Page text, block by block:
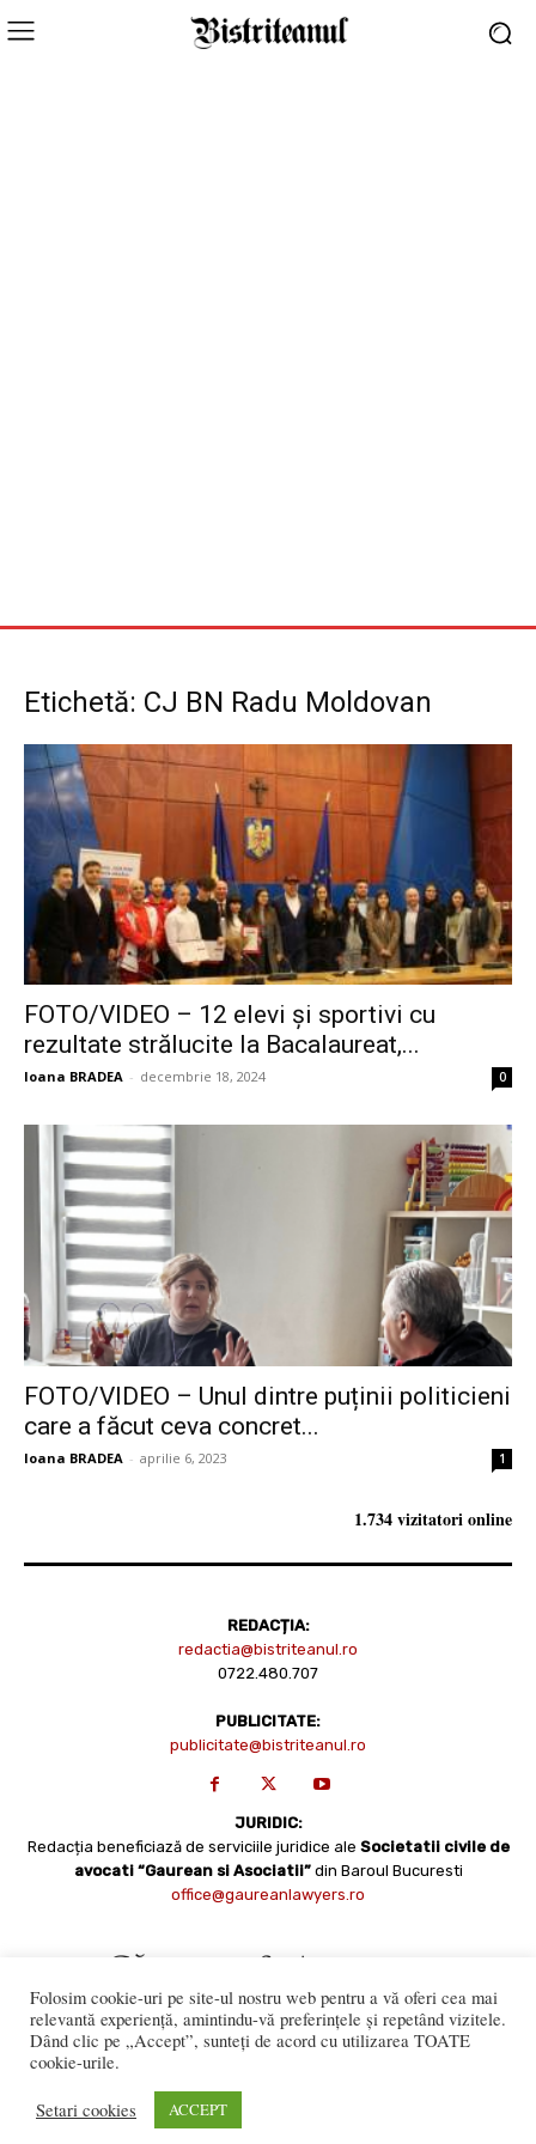
Etichetă: CJ BN Radu Moldovan
FOTO/VIDEO – 12 elevi și sportivi cu
rezultate strălucite la Bacalaureat,...
Ioana BRADEA - decembrie 18, 2024 0
FOTO/VIDEO – Unul dintre puținii politicieni
care a făcut ceva concret...
Ioana BRADEA - aprilie 6, 2023 1
1.734 vizitatori online
REDACȚIA:
redactia@bistriteanul.ro
0722.480.707
PUBLICITATE:
publicitate@bistriteanul.ro
JURIDIC:
Redacția beneficiază de serviciile juridice ale Societatii civile de
avocati “Gaurean si Asociatii” din Baroul Bucuresti
office@gaureanlawyers.ro
numai cu acordul expres al Bistriteanul.Ro. © Copyright 2008 -
Folosim cookie-uri pe site-ul nostru web pentru a vă oferi cea mai
relevantă experiență, amintindu-vă preferințele și repetând vizitele.
Dând clic pe „Accept”, sunteți de acord cu utilizarea TOATE
cookie-urile.
Setari cookies ACCEPT